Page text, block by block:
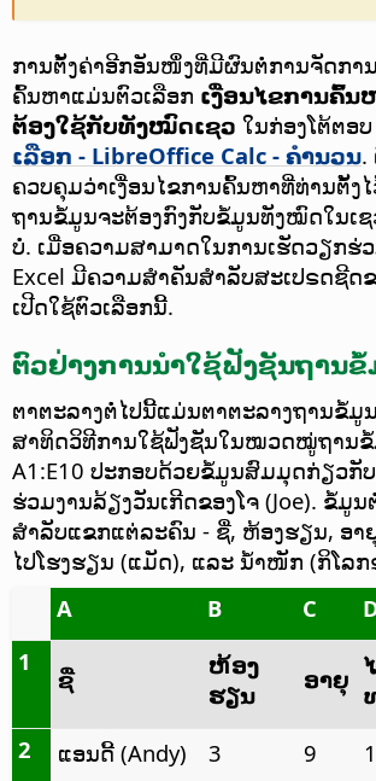
ການຕັ້ງຄ່າອີກອັນໜຶ່ງທີ່ມີຜົນຕໍ່ການຈັດການ
ຄົ້ນຫາແມ່ນຕົວເລືອກ ເງື່ອນໄຂການຄົ້ນ
ຕ້ອງໃຊ້ກັບທັງໝົດເຊວ ໃນກ່ອງໂຕ້ຕອບ
ເລືອກ - LibreOffice Calc - ຄຳນວນ.
ຄວບຄຸມວ່າເງື່ອນໄຂການຄົ້ນຫາທີ່ທ່ານຕັ້ງ
ຖານຂໍ້ມູນຈະຕ້ອງກົງກັບຂໍ້ມູນທັງໝົດໃນເ
ບໍ່. ເມື່ອຄວາມສາມາດໃນການເຮັດວຽກຮ່
Excel ມີຄວາມສຳຄັນສຳລັບສະເປຣດຊີດ
ເປີດໃຊ້ຕົວເລືອກນີ້.
ຕົວຢ່າງການນຳໃຊ້ຟັງຊັນຖານ
ຕາຕະລາງຕໍ່ໄປນີ້ແມ່ນຕາຕະລາງຖານຂໍ້ມູ
ສາທິດວິທີການໃຊ້ຟັງຊັນໃນໝວດໝູ່ຖານຂໍ້
A1:E10 ປະກອບດ້ວຍຂໍ້ມູນສົມມຸດກ່ຽວກັ
ຮ່ວມງານລ້ຽງວັນເກີດຂອງໂຈ (Joe). ຂໍ້ມູ
ສຳລັບແຂກແຕ່ລະຄົນ - ຊື່, ຫ້ອງຮຽນ, ອາ
ໄປໂຮງຮຽນ (ແມັດ), ແລະ ນ້ຳໜັກ (ກິໂລກ
A
B C
1
ຊື່
ຫ້ອງ
ຮຽນ
ອາຍຸ
2
ແອນດີ້ (Andy) 3 9